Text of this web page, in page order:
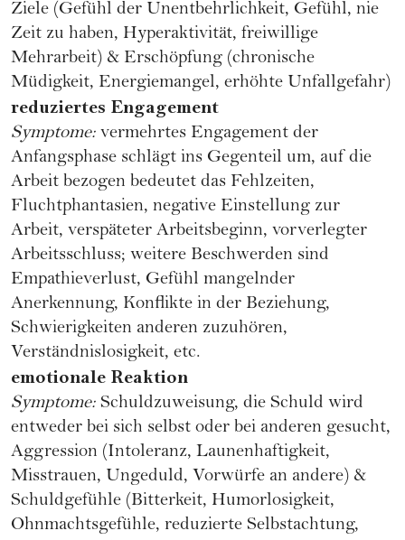
Ziele (Gefühl der Unentbehrlichkeit, Gefühl, nie
Zeit zu haben, Hyperaktivität, freiwillige
Mehrarbeit) & Erschöpfung (chronische
Müdigkeit, Energiemangel, erhöhte Unfallgefahr)
reduziertes Engagement
Symptome: vermehrtes Engagement der
Anfangsphase schlägt ins Gegenteil um, auf die
Arbeit bezogen bedeutet das Fehlzeiten,
Fluchtphantasien, negative Einstellung zur
Arbeit, verspäteter Arbeitsbeginn, vorverlegter
Arbeitsschluss; weitere Beschwerden sind
Empathieverlust, Gefühl mangelnder
Anerkennung, Konflikte in der Beziehung,
Schwierigkeiten anderen zuzuhören,
Verständnislosigkeit, etc.
emotionale Reaktion
Symptome: Schuldzuweisung, die Schuld wird
entweder bei sich selbst oder bei anderen gesucht,
Aggression (Intoleranz, Launenhaftigkeit,
Misstrauen, Ungeduld, Vorwürfe an andere) &
Schuldgefühle (Bitterkeit, Humorlosigkeit,
Ohnmachtsgefühle, reduzierte Selbstachtung,